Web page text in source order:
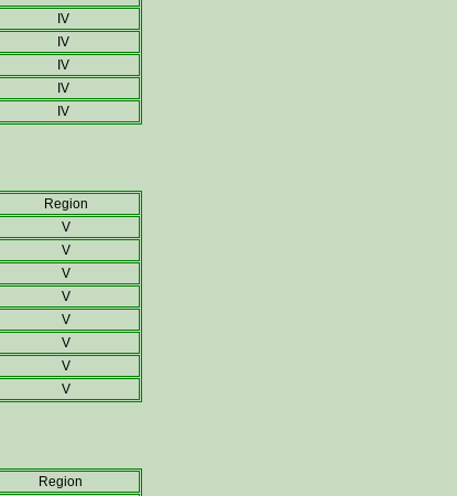
IV
IV
IV
IV
IV
Region
V
V
V
V
V
V
V
V
Region